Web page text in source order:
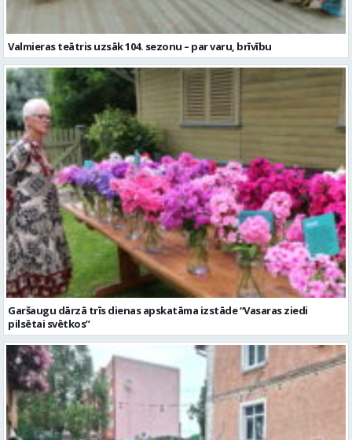
Valmieras teātris uzsāk 104. sezonu – par varu, brīvību
Garšaugu dārzā trīs dienas apskatāma izstāde “Vasaras ziedi
pilsētai svētkos”